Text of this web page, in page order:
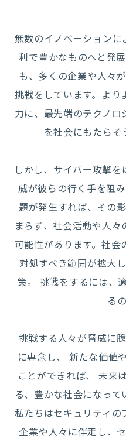
無数のイノベーション
利で豊かなものへと発
も、多くの企業や人々
挑戦をしています。 より
力に、最先端のテクノロ
を社会にもたらそ
しかし、サイバー攻撃
威が彼らの行く手を阻み
題が発生すれば、その
まらず、社会活動や人々
可能性があります。 社会
対処すべき範囲が拡大
策。 挑戦をするには、
る
挑戦する人々が脅威に
に専念し、 新たな価値
ことができれば、 未来
る、豊かな社会になって
私たちはセキュリティの
企業や人々に伴走し、